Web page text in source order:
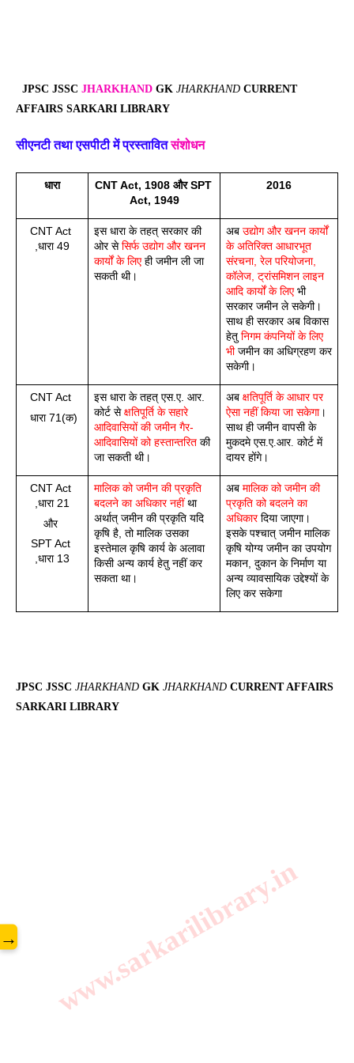
JPSC JSSC JHARKHAND GK JHARKHAND CURRENT
AFFAIRS SARKARI LIBRARY
सीएनटी तथा एसपीटी में प्रस्तावितसंशोधन
धारा
CNT Act, 1908 और SPT
Act, 1949
2016
CNT Act
,धारा 49
इस धारा के तहत् सरकार की
ओर से सिर्फ उद्योग और खनन
कार्यों के लिए ही जमीन ली जा
सकती थी।
अब उद्योग और खनन कार्यों
के अतिरिक्त आधारभूत
संरचना, रेल परियोजना,
कॉलेज, ट्रांसमिशन लाइन
आदि कार्यों के लिए भी
सरकार जमीन ले सकेगी।
साथ ही सरकार अब विकास
हेतु निगम कंपनियों के लिए
भी जमीन का अधिग्रहण कर
सकेगी।
CNT Act
धारा 71(क)
इस धारा के तहत् एस.ए. आर.
कोर्ट से क्षतिपूर्ति के सहारे
आदिवासियों की जमीन गैर-
आदिवासियों को हस्तान्तरित की
जा सकती थी।
अब क्षतिपूर्ति के आधार पर
ऐसा नहीं किया जा सकेगा।
साथ ही जमीन वापसी के
मुकदमे एस.ए.आर. कोर्ट में
दायर होंगे।
CNT Act
,धारा 21
और
SPT Act
,धारा 13
मालिक को जमीन की प्रकृति
बदलने का अधिकार नहीं था
अर्थात् जमीन की प्रकृति यदि
कृषि है, तो मालिक उसका
इस्तेमाल कृषि कार्य के अलावा
किसी अन्य कार्य हेतु नहीं कर
सकता था।
अब मालिक को जमीन की
प्रकृति को बदलने का
अधिकार दिया जाएगा।
इसके पश्चात् जमीन मालिक
कृषि योग्य जमीन का उपयोग
मकान, दुकान के निर्माण या
अन्य व्यावसायिक उद्देश्यों के
लिए कर सकेगा
JPSC JSSC JHARKHAND GK JHARKHAND CURRENT AFFAIRS
SARKARI LIBRARY
www.sarkarilibrary.in
→